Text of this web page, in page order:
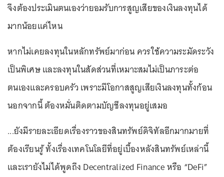
จึงต้องประเมินตนเองว่ายอมรับการสูญเสียของเงินลงทุนได้
มากน้อยแค่ไหน
หากไม่เคยลงทุนในหลักทรัพย์มาก่อน ควรใช้ความระมัดระวัง
เป็นพิเศษ และลงทุนในสัดส่วนที่เหมาะสมไม่เป็นภาระต่อ
ตนเองและครอบครัว เพราะมีโอกาสสูญเสียเงินลงทุนทั้งก้อน
นอกจากนี้ ต้องหมั่นติดตามบัญชีลงทุนอยู่เสมอ
...ยังมีรายละเอียดเรื่องราวของสินทรัพย์ดิจิทัลอีกมากมายที่
ต้องเรียนรู้ ทั้งเรื่องเทคโนโลยีที่อยู่เบื้องหลังสินทรัพย์เหล่านี้
และเรายังไม่ได้พูดถึง Decentralized Finance หรือ “DeFi”